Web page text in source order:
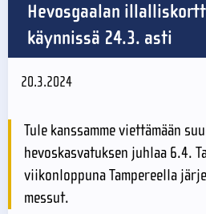
Hevosgaalan
käynnissä 24.3. asti
20.3.2024
Tule kanssamme viettämään
hevoskasvatuksen juhlaa 6.4.
viikonloppuna Tampereella
messut.